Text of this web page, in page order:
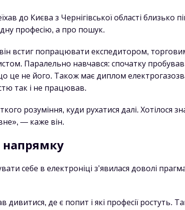
до Києва з Чернігівської області близько
професію, а про пошук.
встиг попрацювати експедитором,
Паралельно навчався: спочатку
це не його. Також має диплом
так і не працював.
розуміння, куди рухатися далі. Хотілося
— каже він.
себе в електроніці з’явилася доволі
дивитися, де є попит і які професії ростуть.